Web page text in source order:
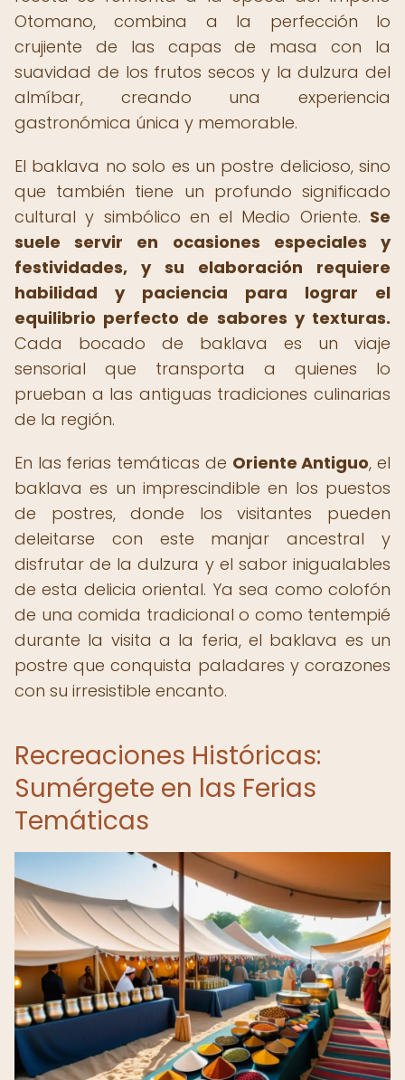
Otomano, combina a la perfección lo
crujiente de las capas de masa con la
suavidad de los frutos secos y la dulzura del
almíbar, creando una experiencia
gastronómica única y memorable.
El baklava no solo es un postre delicioso, sino
que también tiene un profundo significado
cultural y simbólico en el Medio Oriente. Se
suele servir en ocasiones especiales y
festividades, y su elaboración requiere
habilidad y paciencia para lograr el
equilibrio perfecto de sabores y texturas.
Cada bocado de baklava es un viaje
sensorial que transporta a quienes lo
prueban a las antiguas tradiciones culinarias
de la región.
En las ferias temáticas de Oriente Antiguo, el
baklava es un imprescindible en los puestos
de postres, donde los visitantes pueden
deleitarse con este manjar ancestral y
disfrutar de la dulzura y el sabor inigualables
de esta delicia oriental. Ya sea como colofón
de una comida tradicional o como tentempié
durante la visita a la feria, el baklava es un
postre que conquista paladares y corazones
con su irresistible encanto.
Recreaciones Históricas:
Sumérgete en las Ferias
Temáticas